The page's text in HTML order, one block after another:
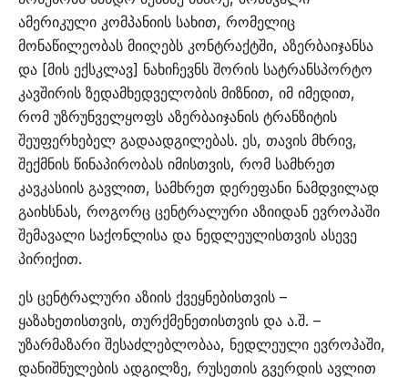
ამერიკული კომპანიის სახით, რომელიც
მონაწილეობას მიიღებს კონტრაქტში, აზერბაიჯანსა
და [მის ექსკლავ] ნახიჩევნს შორის სატრანსპორტო
კავშირის ზედამხედველობის მიზნით, იმ იმედით,
რომ უზრუნველყოფს აზერბაიჯანის ტრანზიტის
შეუფერხებელ გადაადგილებას. ეს, თავის მხრივ,
შექმნის წინაპირობას იმისთვის, რომ სამხრეთ
კავკასიის გავლით, სამხრეთ დერეფანი ნამდვილად
გაიხსნას, როგორც ცენტრალური აზიიდან ევროპაში
შემავალი საქონლისა და ნედლეულისთვის ასევე
პირიქით.
ეს ცენტრალური აზიის ქვეყნებისთვის –
ყაზახეთისთვის, თურქმენეთისთვის და ა.შ. –
უზარმაზარი შესაძლებლობაა, ნედლეული ევროპაში,
დანიშნულების ადგილზე, რუსეთის გვერდის ავლით